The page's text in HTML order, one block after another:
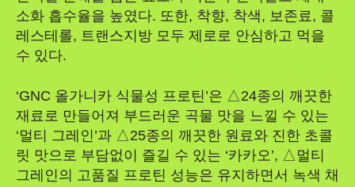
소화 흡수율을 높였다. 또한, 착향, 착색, 보존료, 콜
레스테롤, 트랜스지방 모두 제로로 안심하고 먹을
수 있다.
‘GNC 올가니카 식물성 프로틴’은 △24종의 깨끗한
재료로 만들어져 부드러운 곡물 맛을 느낄 수 있는
‘멀티 그레인’과 △25종의 깨끗한 원료와 진한 초콜
릿 맛으로 부담없이 즐길 수 있는 ‘카카오’, △멀티
그레인의 고품질 프로틴 성능은 유지하면서 녹색 채